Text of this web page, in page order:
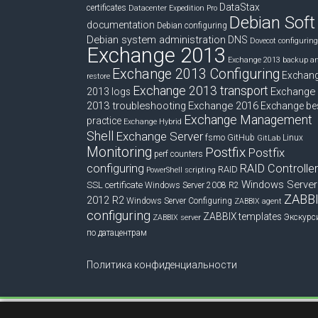
certificates Datacenter Expedition Pro DataStax
documentation Debian configuring Debian Soft
Debian system administration DNS Dovecot configuring
Exchange 2013 Exchange 2013 backup
restore Exchange 2013 Configuring
2013 logs Exchange 2013 transport Exchange
2013 troubleshooting Exchange 2016 Exchange
practice Exchange Hybrid Exchange Management
Shell
Exchange Server fsmo GitHub GitLab Linux
Monitoring perf counters Postfix Postfix
configuring PowerShell scripting RAID RAID
SSL certificate Windows Server 2008 R2 Windows Server
2012 R2 Windows Server Configuring ZABBIX agent
configuring ZABBIX server ZABBIX templates
по датацентрам
Политика конфиденциальности